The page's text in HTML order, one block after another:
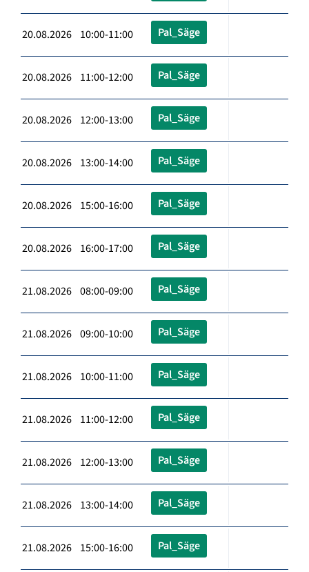
20.08.2026 10:00-11:00 Pal_Säge
20.08.2026 11:00-12:00 Pal_Säge
20.08.2026 12:00-13:00 Pal_Säge
20.08.2026 13:00-14:00 Pal_Säge
20.08.2026 15:00-16:00 Pal_Säge
20.08.2026 16:00-17:00 Pal_Säge
21.08.2026 08:00-09:00 Pal_Säge
21.08.2026 09:00-10:00 Pal_Säge
21.08.2026 10:00-11:00 Pal_Säge
21.08.2026 11:00-12:00 Pal_Säge
21.08.2026 12:00-13:00 Pal_Säge
21.08.2026 13:00-14:00 Pal_Säge
21.08.2026 15:00-16:00 Pal_Säge